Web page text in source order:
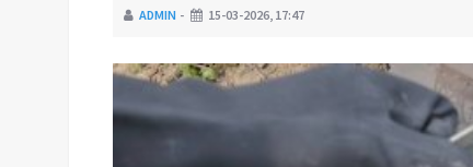
ADMIN 15-03-2026, 17:47